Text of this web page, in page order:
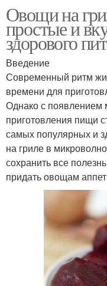
Овощи на
простые и
здорового
Введение
Современный ритм
времени для
Однако с появлением
приготовления пищи
самых популярных и
на гриле в
сохранить все
придать овощам